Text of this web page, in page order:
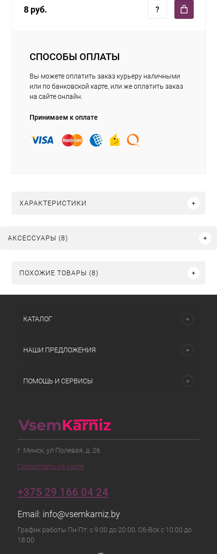
8 руб.
СПОСОБЫ ОПЛАТЫ
Вы можете оплатить заказ курьеру наличными
или по банковской карте, или же оплатить заказ
на сайте онлайн.
Принимаем к оплате
ХАРАКТЕРИСТИКИ
АКСЕССУАРЫ (8)
ПОХОЖИЕ ТОВАРЫ (8)
КАТАЛОГ
НАШИ ПРЕДЛОЖЕНИЯ
ПОМОЩЬ И СЕРВИСЫ
г. Минск, ул Полевая, д. 26
Посмотреть на карте
+375 29 166 04 24
Email: info@vsemkarniz.by
График работы Пн-Пт: с 9:00 до 20:00, Сб-Вск с 10.00 до
18.00